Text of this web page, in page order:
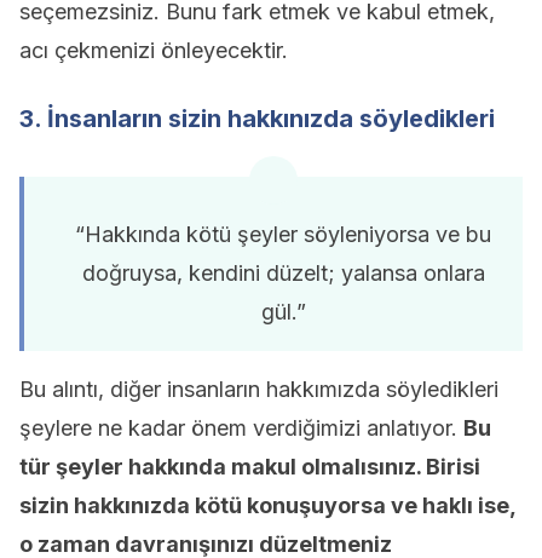
seçemezsiniz. Bunu fark etmek ve kabul etmek,
acı çekmenizi önleyecektir.
3. İnsanların sizin hakkınızda söyledikleri
“Hakkında kötü şeyler söyleniyorsa ve bu
doğruysa, kendini düzelt; yalansa onlara
gül.”
Bu alıntı, diğer insanların hakkımızda söyledikleri
şeylere ne kadar önem verdiğimizi anlatıyor. Bu
tür şeyler hakkında makul olmalısınız. Birisi
sizin hakkınızda kötü konuşuyorsa ve haklı ise,
o zaman davranışınızı düzeltmeniz